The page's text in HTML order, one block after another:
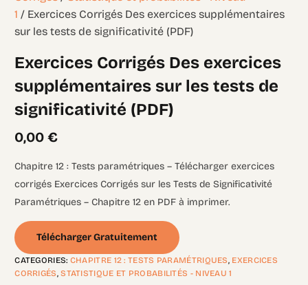
1 / Exercices Corrigés Des exercices supplémentaires
sur les tests de significativité (PDF)
Exercices Corrigés Des exercices
supplémentaires sur les tests de
significativité (PDF)
0,00€
Chapitre 12 : Tests paramétriques – Télécharger exercices
corrigés Exercices Corrigés sur les Tests de Significativité
Paramétriques – Chapitre 12 en PDF à imprimer.
Télécharger Gratuitement
CATEGORIES: CHAPITRE 12 : TESTS PARAMÉTRIQUES, EXERCICES
CORRIGÉS,STATISTIQUE ET PROBABILITÉS - NIVEAU 1